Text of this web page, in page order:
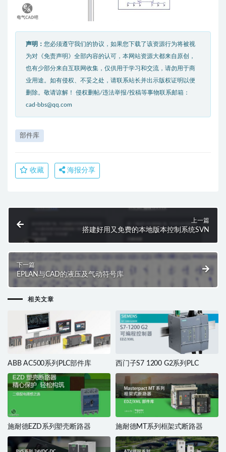
声明： 您必须遵守我们的协议，如果您下载了该资源行为将被视
为对《免责声明》全部内容的认可，本网站资源大都来自原创，
也有少部分来自互联网收集，仅供用于学习和交流，请勿用于商
业用途。如有侵权、不妥之处，请联系站长并出示版权证明以便
删除。敬请谅解！ 侵权删帖/违法举报/投稿等事物联系邮箱：
cad-bbs@qq.com
部件库
收藏 海报分享
上一篇
搭建好用又免费的本地版本控制系统SVN
下一篇
EPLAN与CAD的液压及气动符号库
相关文章
ABB AC500系列PLC部件库 西门子S7 1200 G2系列PLC
施耐德EZD系列塑壳断路器 施耐德MT系列框架式断路器